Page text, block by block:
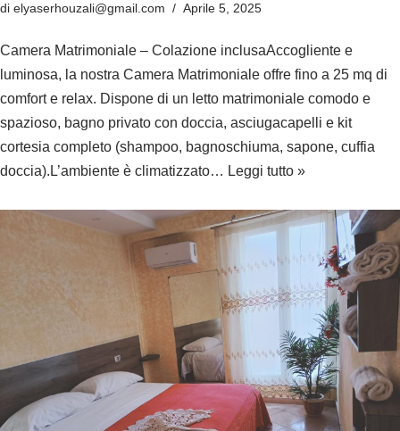
di elyaserhouzali@gmail.com Aprile 5, 2025
Camera Matrimoniale – Colazione inclusaAccogliente e
luminosa, la nostra Camera Matrimoniale offre fino a 25 mq di
comfort e relax. Dispone di un letto matrimoniale comodo e
spazioso, bagno privato con doccia, asciugacapelli e kit
cortesia completo (shampoo, bagnoschiuma, sapone, cuffia
doccia).L’ambiente è climatizzato… Leggi tutto »